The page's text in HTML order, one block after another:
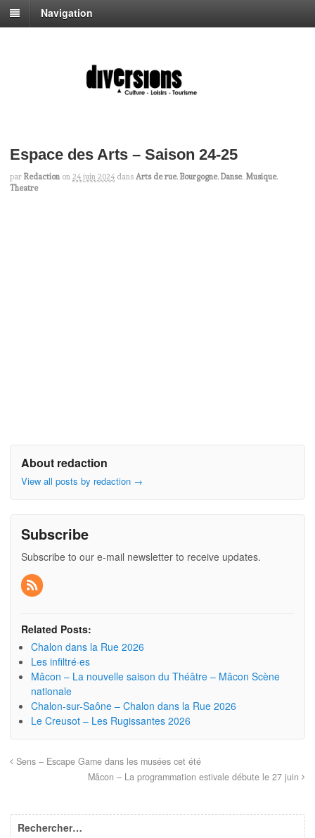
Navigation
Espace des Arts – Saison 24-25
par Redaction on 24 juin 2024 dans Arts de rue, Bourgogne, Danse, Musique,
Theatre
About redaction
View all posts by redaction →
Subscribe
Subscribe to our e-mail newsletter to receive updates.
Related Posts:
Chalon dans la Rue 2026
Les infiltré·es
Mâcon – La nouvelle saison du Théâtre – Mâcon Scène
nationale
Chalon-sur-Saône – Chalon dans la Rue 2026
Le Creusot – Les Rugissantes 2026
Sens – Escape Game dans les musées cet été
Mâcon – La programmation estivale débute le 27 juin
Rechercher…